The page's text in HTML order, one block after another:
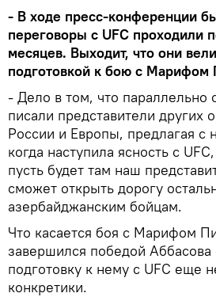
- В ходе пресс-конференции
переговоры с UFC проходили
месяцев. Выходит, что они
подготовкой к бою с Марифом
- Дело в том, что параллельно
писали представители других
России и Европы, предлагая с
когда наступила ясность с
пусть будет там наш
сможет открыть дорогу
азербайджанским бойцам.
Что касается боя с Марифом
завершился победой
подготовку к нему с UFC еще
конкретики.